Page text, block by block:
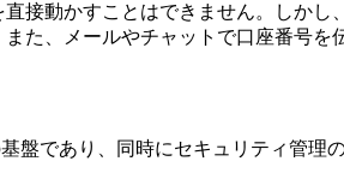
接動かすことはできません。しか
た、メールやチャットで口座番号
であり、同時にセキュリティ管理